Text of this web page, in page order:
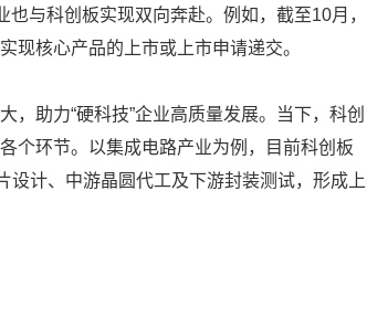
也与科创板实现双向奔赴。例如，截至10月，
现核心产品的上市或上市申请递交。
，助力“硬科技”企业高质量发展。当下，科创
个环节。以集成电路产业为例，目前科创板
计、中游晶圆代工及下游封装测试，形成上